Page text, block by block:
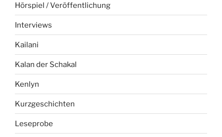
Hörspiel / Veröffentlichung
Interviews
Kailani
Kalan der Schakal
Kenlyn
Kurzgeschichten
Leseprobe